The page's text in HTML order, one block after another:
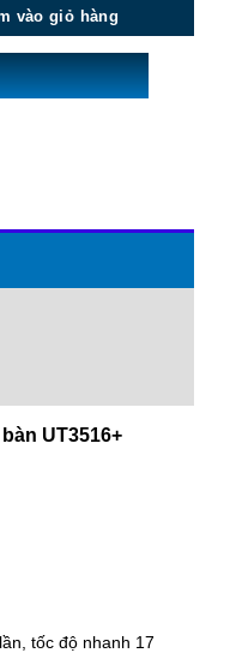
vào giỏ hàng
UT3516+
tốc độ nhanh 17